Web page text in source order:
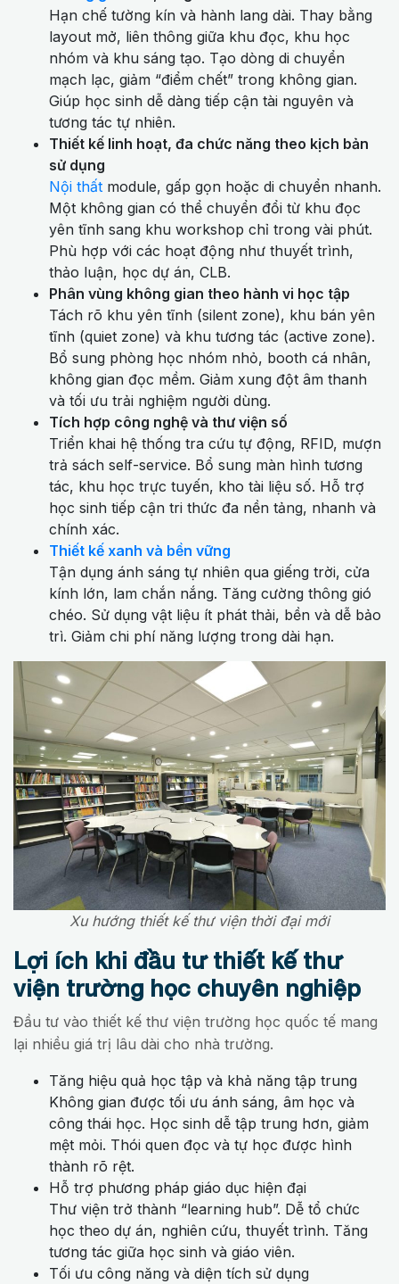
Hạn chế tường kín và hành lang dài. Thay bằng
layout mở, liên thông giữa khu đọc, khu học
nhóm và khu sáng tạo. Tạo dòng di chuyển
mạch lạc, giảm “điểm chết” trong không gian.
Giúp học sinh dễ dàng tiếp cận tài nguyên và
tương tác tự nhiên.
Thiết kế linh hoạt, đa chức năng theo kịch bản
sử dụng
Nội thất module, gấp gọn hoặc di chuyển nhanh.
Một không gian có thể chuyển đổi từ khu đọc
yên tĩnh sang khu workshop chỉ trong vài phút.
Phù hợp với các hoạt động như thuyết trình,
thảo luận, học dự án, CLB.
Phân vùng không gian theo hành vi học tập
Tách rõ khu yên tĩnh (silent zone), khu bán yên
tĩnh (quiet zone) và khu tương tác (active zone).
Bổ sung phòng học nhóm nhỏ, booth cá nhân,
không gian đọc mềm. Giảm xung đột âm thanh
và tối ưu trải nghiệm người dùng.
Tích hợp công nghệ và thư viện số
Triển khai hệ thống tra cứu tự động, RFID, mượn
trả sách self-service. Bổ sung màn hình tương
tác, khu học trực tuyến, kho tài liệu số. Hỗ trợ
học sinh tiếp cận tri thức đa nền tảng, nhanh và
chính xác.
Thiết kế xanh và bền vững
Tận dụng ánh sáng tự nhiên qua giếng trời, cửa
kính lớn, lam chắn nắng. Tăng cường thông gió
chéo. Sử dụng vật liệu ít phát thải, bền và dễ bảo
trì. Giảm chi phí năng lượng trong dài hạn.
Xu hướng thiết kế thư viện thời đại mới
Lợi ích khi đầu tư thiết kế thư
viện trường học chuyên nghiệp
Đầu tư vào thiết kế thư viện trường học quốc tế mang
lại nhiều giá trị lâu dài cho nhà trường.
Tăng hiệu quả học tập và khả năng tập trung
Không gian được tối ưu ánh sáng, âm học và
công thái học. Học sinh dễ tập trung hơn, giảm
mệt mỏi. Thói quen đọc và tự học được hình
thành rõ rệt.
Hỗ trợ phương pháp giáo dục hiện đại
Thư viện trở thành “learning hub”. Dễ tổ chức
học theo dự án, nghiên cứu, thuyết trình. Tăng
tương tác giữa học sinh và giáo viên.
Tối ưu công năng và diện tích sử dụng